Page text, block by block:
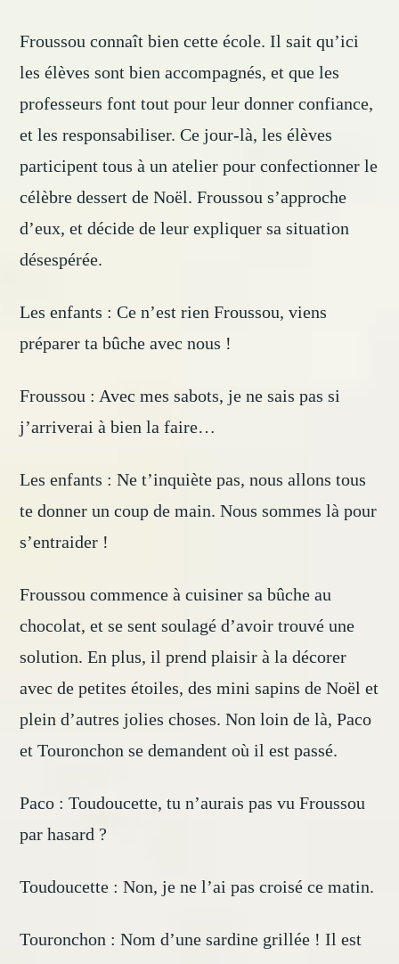
Froussou connaît bien cette école. Il sait qu’ici
les élèves sont bien accompagnés, et que les
professeurs font tout pour leur donner confiance,
et les responsabiliser. Ce jour-là, les élèves
participent tous à un atelier pour confectionner le
célèbre dessert de Noël. Froussou s’approche
d’eux, et décide de leur expliquer sa situation
désespérée.
Les enfants : Ce n’est rien Froussou, viens
préparer ta bûche avec nous !
Froussou : Avec mes sabots, je ne sais pas si
j’arriverai à bien la faire…
Les enfants : Ne t’inquiète pas, nous allons tous
te donner un coup de main. Nous sommes là pour
s’entraider !
Froussou commence à cuisiner sa bûche au
chocolat, et se sent soulagé d’avoir trouvé une
solution. En plus, il prend plaisir à la décorer
avec de petites étoiles, des mini sapins de Noël et
plein d’autres jolies choses. Non loin de là, Paco
et Touronchon se demandent où il est passé.
Paco : Toudoucette, tu n’aurais pas vu Froussou
par hasard ?
Toudoucette : Non, je ne l’ai pas croisé ce matin.
Touronchon : Nom d’une sardine grillée ! Il est